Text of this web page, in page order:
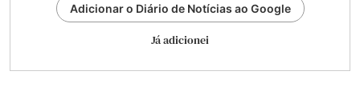
Adicionar o Diário de Notícias ao Google
Já adicionei